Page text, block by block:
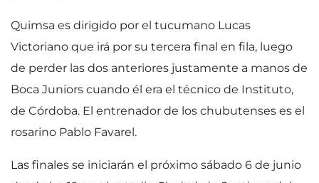
Quimsa es dirigido por el tucumano Lucas
Victoriano que irá por su tercera final en fila, luego
de perder las dos anteriores justamente a manos de
Boca Juniors cuando él era el técnico de Instituto,
de Córdoba. El entrenador de los chubutenses es el
rosarino Pablo Favarel.
Las finales se iniciarán el próximo sábado 6 de junio